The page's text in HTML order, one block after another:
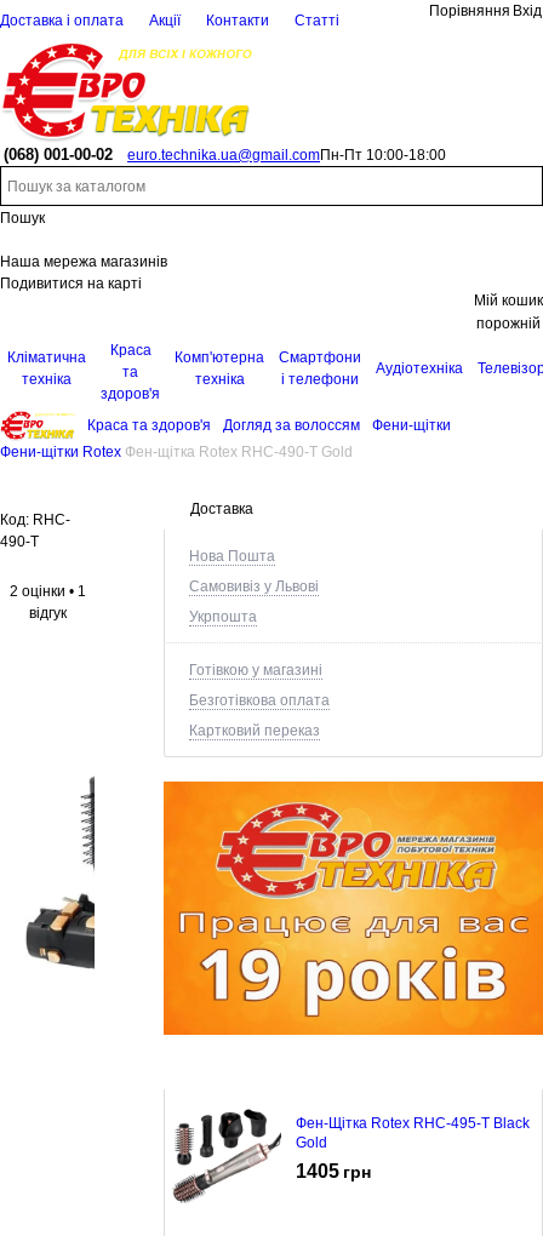
Доставка і оплата Акції Контакти Статті
Порівняння Вхід
(068) 001-00-02 euro.technika.ua@gmail.comПн-Пт 10:00-18:00
Пошук
Наша мережа магазинів
Подивитися на карті
Мій кошик
порожній
Кліматична
техніка
Краса
та
здоров'я
Комп'ютерна
техніка
Смартфони
і телефони
Аудіотехніка
Краса та здоров'я Догляд за волоссям
Фени-щітки
Фени-щітки Rotex Фен-щітка Rotex RHC-490-T Gold
Доставка
Нова Пошта
Самовивіз у Львові
Укрпошта
Готівкою у магазині
Безготівкова оплата
Картковий переказ
Фен-Щітка Rotex RHC-495-T Black
Gold
1405 грн
Код: RHC-
490-T
2 оцінки • 1
відгук